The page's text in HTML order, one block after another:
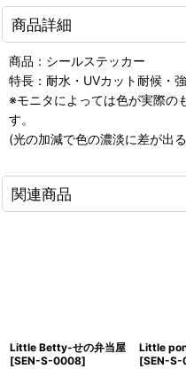
商品詳細
商品：シールステッカー
特長：耐水・UVカット耐候・
※モニタによっては色が実際の
す。
(光の加減で色の濃淡に差が出
関連商品
Little Betty-せの弁当屋
[SEN-S-0008]
Little
[SEN-